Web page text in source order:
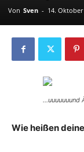
Von Sven - 14. Oktober
…uuuuuuund
Wie heißen